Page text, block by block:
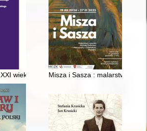
wieku : 80. rocznica heroicznej śmierci
Misza i Sasza : malarstwo i